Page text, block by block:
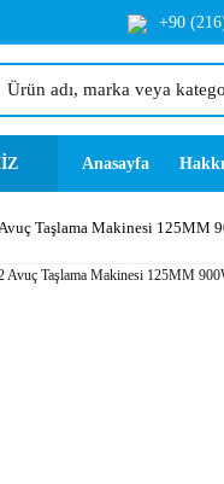
+90
Anasayfa
Taşlama Makinesi 125MM